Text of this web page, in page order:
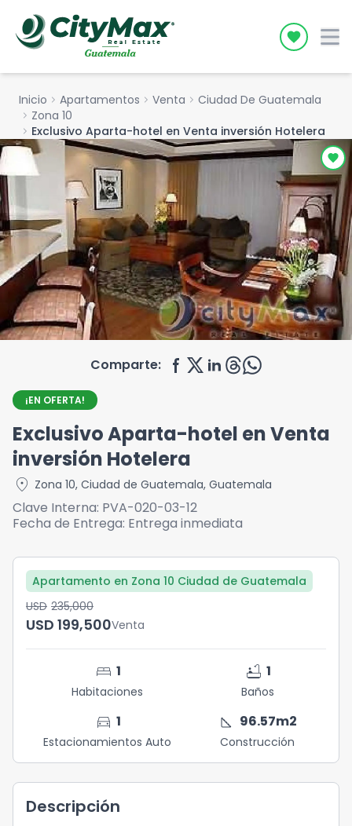
Icon
Inicio chevron_right Apartamentos chevron_right Venta chevron_right Ciudad De Guatemala
chevron_right Zona 10
chevron_right Exclusivo Aparta-hotel en Venta inversión Hotelera
Comparte:
¡EN OFERTA!
Exclusivo Aparta-hotel en Venta
inversión Hotelera
location_on Zona 10, Ciudad de Guatemala, Guatemala
Clave Interna: PVA-020-03-12
Fecha de Entrega: Entrega inmediata
Apartamento en Zona 10 Ciudad de Guatemala
USD	235,000
USD	199,500Venta
bed 1
Habitaciones
bathtub 1
Baños
directions_car 1
Estacionamientos Auto
square_foot 96.57m2
Construcción
Descripción